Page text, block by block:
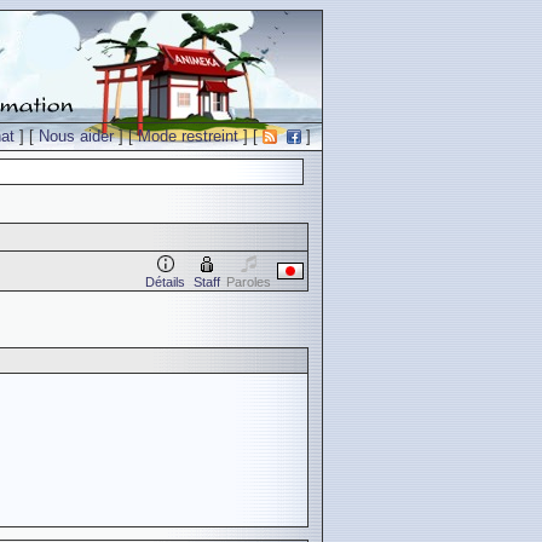
] [Nous aider] [Mode restreint] [ ]
Détails Staff Paroles